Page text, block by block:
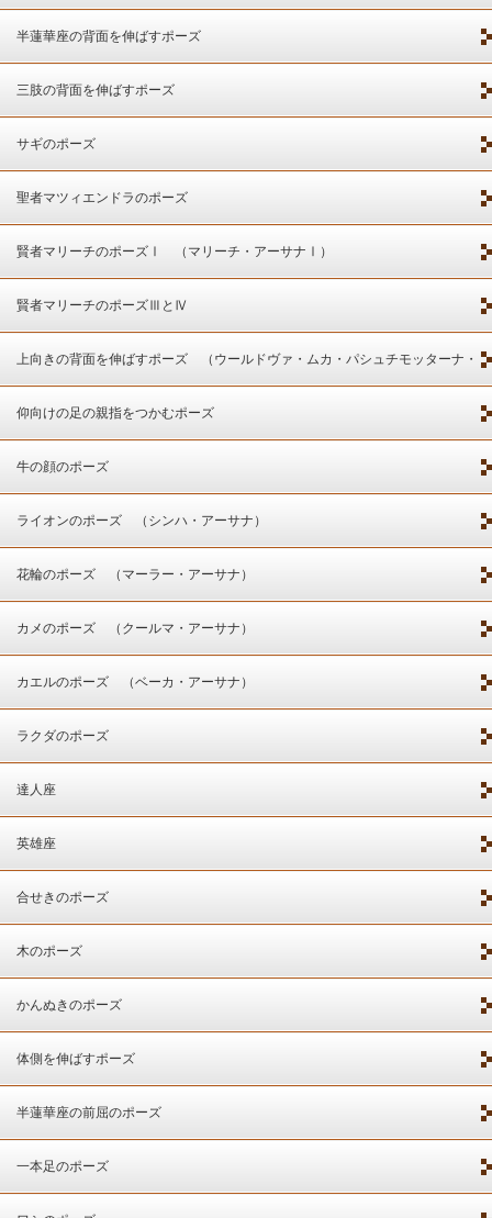
半蓮華座の背面を伸ばすポーズ
三肢の背面を伸ばすポーズ
サギのポーズ
聖者マツィエンドラのポーズ
賢者マリーチのポーズⅠ （マリーチ・アーサナⅠ）
賢者マリーチのポーズⅢとⅣ
上向きの背面を伸ばすポーズ （ウールドヴァ・ムカ・パシュチモッターナ・
アーサナ）
仰向けの足の親指をつかむポーズ
牛の顔のポーズ
ライオンのポーズ （シンハ・アーサナ）
花輪のポーズ （マーラー・アーサナ）
カメのポーズ （クールマ・アーサナ）
カエルのポーズ （ベーカ・アーサナ）
ラクダのポーズ
達人座
英雄座
合せきのポーズ
木のポーズ
かんぬきのポーズ
体側を伸ばすポーズ
半蓮華座の前屈のポーズ
一本足のポーズ